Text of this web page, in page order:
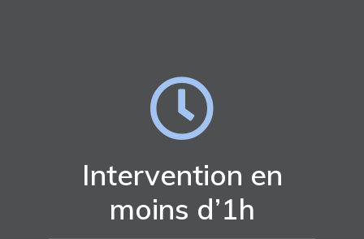
Intervention en
moins d’1h